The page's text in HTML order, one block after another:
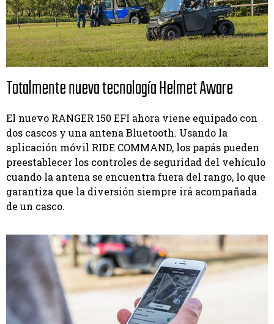
Totalmente nueva tecnología Helmet Aware
El nuevo RANGER 150 EFI ahora viene equipado con
dos cascos y una antena Bluetooth. Usando la
aplicación móvil RIDE COMMAND, los papás pueden
preestablecer los controles de seguridad del vehículo
cuando la antena se encuentra fuera del rango, lo que
garantiza que la diversión siempre irá acompañada
de un casco.